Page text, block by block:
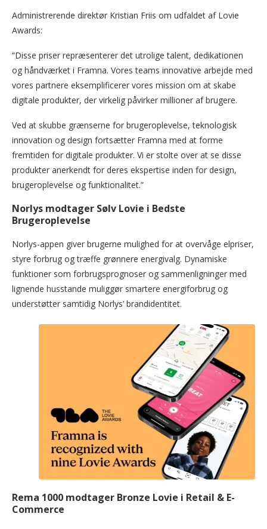
Administrerende direktør Kristian Friis om udfaldet af Lovie
Awards:
“Disse priser repræsenterer det utrolige talent, dedikationen
og håndværket i Framna. Vores teams innovative arbejde med
vores partnere eksemplificerer vores mission om at skabe
digitale produkter, der virkelig påvirker millioner af brugere.
Ved at skubbe grænserne for brugeroplevelse, teknologisk
innovation og design fortsætter Framna med at forme
fremtiden for digitale produkter. Vi er stolte over at se disse
produkter anerkendt for deres ekspertise inden for design,
brugeroplevelse og funktionalitet.”
Norlys modtager Sølv Lovie i Bedste
Brugeroplevelse
Norlys-appen giver brugerne mulighed for at overvåge elpriser,
styre forbrug og træffe grønnere energivalg. Dynamiske
funktioner som forbrugsprognoser og sammenligninger med
lignende husstande muliggør smartere energiforbrug og
understøtter samtidig Norlys’ brandidentitet.
Rema 1000 modtager Bronze Lovie i Retail & E-
Commerce